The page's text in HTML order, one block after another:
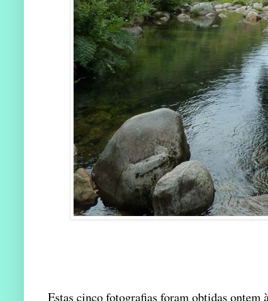
Estas cinco fotografias foram obtidas